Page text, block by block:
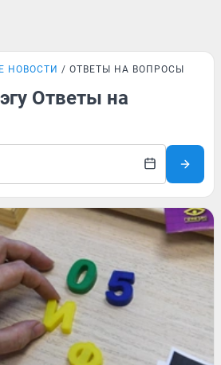
НОВОСТИ ОТВЕТЫ НА ВОПРОСЫ
Ответы на